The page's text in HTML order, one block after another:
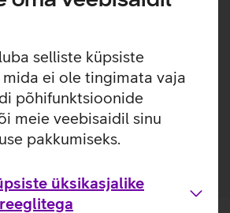
selliste küpsiste
mida ei ole tingimata vaja
põhifunktsioonide
meie veebisaidil sinu
pakkumiseks.
üksikasjalike
võimalik kasutada Qi juhtmevaba
Lisaks saab ümbrise
värvi ega muutu kollaseks. 1-
poolt.
100% taaskasutatud